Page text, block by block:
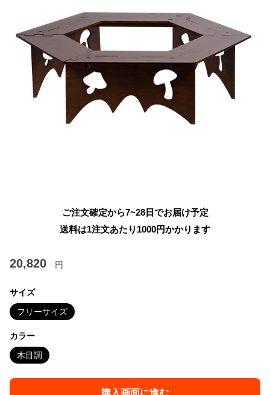
ご注文確定から7~28日でお届け予定
送料は1注文あたり 1000円かかります
20,820 円
サイズ
フリーサイズ
カラー
木目調
購入画面に進む